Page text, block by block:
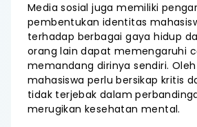
Media sosial juga memiliki
pembentukan identitas
terhadap berbagai gaya hidup
orang lain dapat memengaruhi
memandang dirinya sendiri.
mahasiswa perlu bersikap kritis
tidak terjebak dalam
merugikan kesehatan mental.